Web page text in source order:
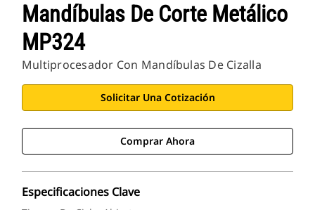
Mandíbulas De Corte Metálico
MP324
Multiprocesador Con Mandíbulas De Cizalla
Solicitar Una Cotización
Comprar Ahora
Especificaciones Clave